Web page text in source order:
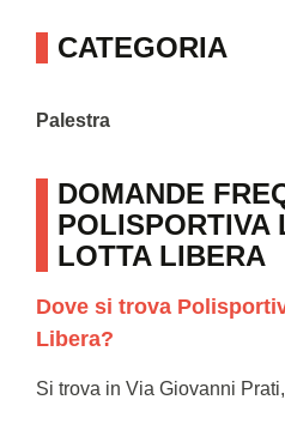
CATEGORIA
Palestra
DOMANDE
POLISPORTIVA
LOTTA LIBERA
Dove si trova
Libera?
Si trova in Via Giovanni